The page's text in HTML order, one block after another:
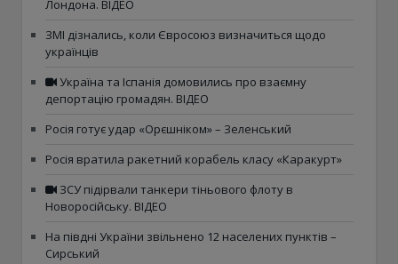
Лондона. ВІДЕО
ЗМІ дізнались, коли Євросоюз визначиться щодо
українців
Україна та Іспанія домовились про взаємну
депортацію громадян. ВІДЕО
Росія готує удар «Орєшніком» – Зеленський
Росія вратила ракетний корабель класу «Каракурт»
ЗСУ підірвали танкери тіньового флоту в
Новоросійську. ВІДЕО
На півдні України звільнено 12 населених пунктів –
Сирський